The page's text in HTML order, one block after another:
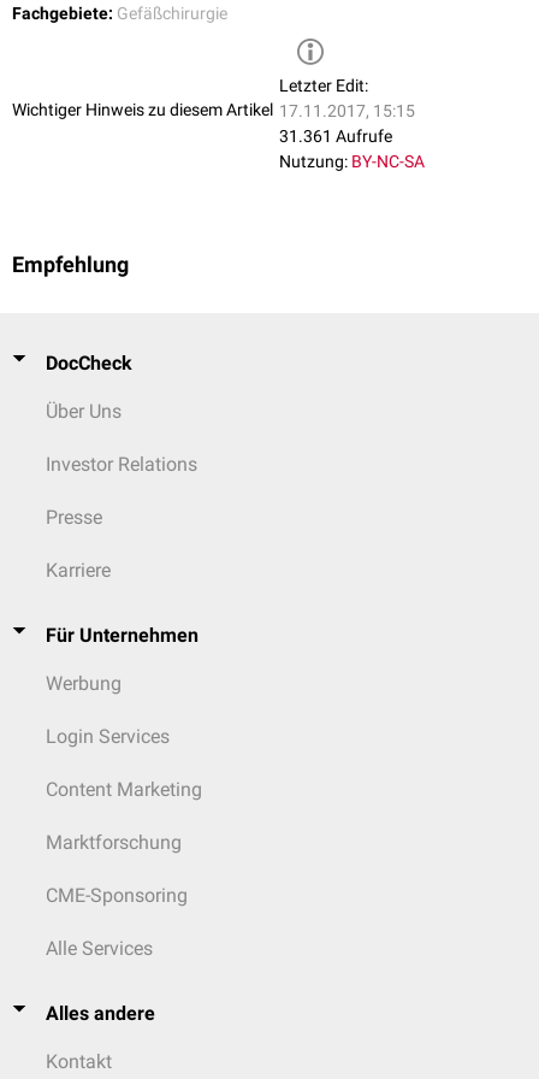
Fachgebiete: Gefäßchirurgie
Wichtiger Hinweis zu diesem Artikel
Letzter Edit:
17.11.2017, 15:15
31.361 Aufrufe
Nutzung: BY-NC-SA
Empfehlung
DocCheck
Über Uns
Investor Relations
Presse
Karriere
Für Unternehmen
Werbung
Login Services
Content Marketing
Marktforschung
CME-Sponsoring
Alle Services
Alles andere
Kontakt